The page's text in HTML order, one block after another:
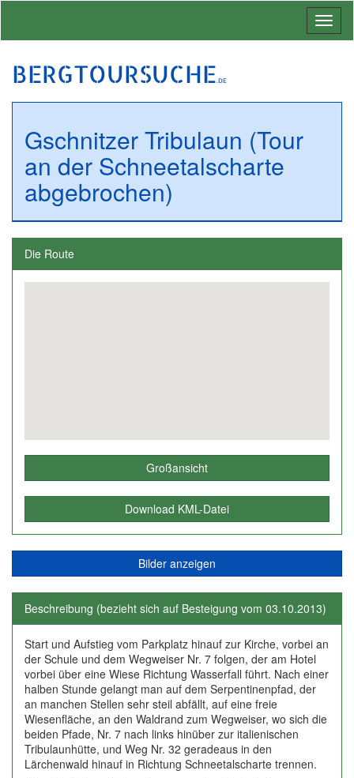
BERGTOURSUCHE.DE
Gschnitzer Tribulaun (Tour
an der Schneetalscharte
abgebrochen)
Die Route
Großansicht
Download KML-Datei
Bilder anzeigen
Beschreibung (bezieht sich auf Besteigung vom 03.10.2013)
Start und Aufstieg vom Parkplatz hinauf zur Kirche, vorbei an
der Schule und dem Wegweiser Nr. 7 folgen, der am Hotel
vorbei über eine Wiese Richtung Wasserfall führt. Nach einer
halben Stunde gelangt man auf dem Serpentinenpfad, der
an manchen Stellen sehr steil abfällt, auf eine freie
Wiesenfläche, an den Waldrand zum Wegweiser, wo sich die
beiden Pfade, Nr. 7 nach links hinüber zur italienischen
Tribulaunhütte, und Weg Nr. 32 geradeaus in den
Lärchenwald hinauf in Richtung Schneetalscharte trennen.